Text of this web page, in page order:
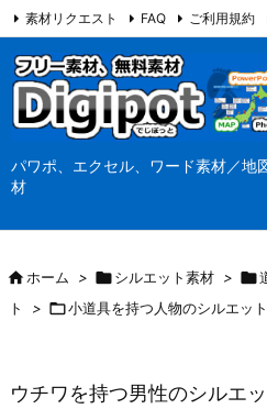
パワポ、エクセル、ワード素材／地
材
素材リクエスト FAQ ご利用規約
当サイト（Digipot.net）について
ホーム > シルエット素材 > 
ト
> 小道具を持つ人物のシルエット
ウチワを持つ男性のシルエ